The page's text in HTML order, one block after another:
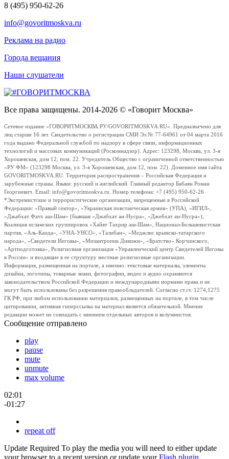
8 (495) 950-62-26
info@govoritmoskva.ru
Реклама на радио
Города вещания
Наши слушатели
Все права защищены. 2014-2026 © «Говорит Москва»
Сетевое издание «ГОВОРИТМОСКВА.РУ/GOVORITMOSKVA.RU». Предназначено для
лиц старше 16 лет. Свидетельство о регистрации СМИ Эл № 77-64961 от 04 марта 2016
года выдано Федеральной службой по надзору в сфере связи, информационных
технологий и массовых коммуникаций (Роскомнадзор). Адрес: 123298, Москва, ул. 3-я
Хорошевская, дом 12, пом. 22. Учредитель Общество с ограниченной ответственностью
«РУ ФМ» (123298 Москва, ул. 3-я Хорошевская, дом 12, пом. 22). Доменное имя сайта
GOVORITMOSKVA.RU. Территория распространения – Российская Федерация и
зарубежные страны. Языки: русский и английский. Главный редактор Бабаян Роман
Георгиевич. Email: info@govoritmoskva.ru. Номер телефона: +7 (495) 950-62-26
*Экстремистские и террористические организации, запрещенные в Российской
Федерации: «Правый сектор», «Украинская повстанческая армия» (УПА), «ИГИЛ»,
«Джабхат Фатх аш-Шам» (бывшая «Джабхат ан-Нусра», «Джебхат ан-Нусра»),
Коалиция исламских группировок «Хайят Тахрир аш-Шам», Национал-Большевистская
партия, «Аль-Каида», «УНА-УНСО», «Талибан», «Меджлис крымско-татарского
народа», «Свидетели Иеговы», «Мизантропик Дивижн», «Братство» Корчинского,
«Артподготовка», Религиозная организация «Управленческий центр Свидетелей Иеговы
в России» и входящие в ее структуру местные религиозные организации.
Информация, размещенная на портале, а именно: текстовые материалы, элементы
дизайна, логотипы, товарные знаки, фотографии, видео и аудио охраняются
законодательством Российской Федерации и международными нормами права и не
могут быть использованы без разрешения правообладателей. Согласно ст.ст. 1274,1275
ГК РФ, при любом использовании материалов, размещенных на портале, в том числе
цитировании, активная гиперссылка на материал является обязательной. Мнение
редакции может не совпадать с мнением отдельных авторов и колумнистов.
Сообщение отправлено
play
pause
mute
unmute
max volume
02:01
-01:27
repeat off
Update Required To play the media you will need to either update
your browser to a recent version or update yourFlash plugin